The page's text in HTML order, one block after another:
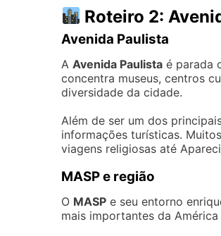
Roteiro 2:
Avenida Paulista
A Avenida Paulista é parada
concentra museus, centros
diversidade da cidade.
Além de ser um dos
informações turísticas.
viagens religiosas até
MASP e região
O MASP e seu entorno
mais importantes da